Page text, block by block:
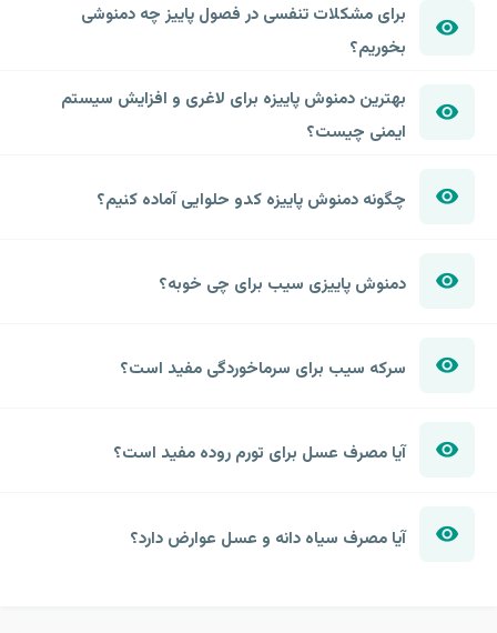
برای مشکلات تنفسی در فصول پاییز چه دمنوشی
بخوریم؟
بهترین دمنوش پاییزه برای لاغری و افزایش سیستم
ایمنی چیست؟
چگونه دمنوش پاییزه کدو حلوایی آماده کنیم؟
دمنوش پاییزی سیب برای چی خوبه؟
سرکه سیب برای سرماخوردگی مفید است؟
آیا مصرف عسل برای تورم روده مفید است؟
آیا مصرف سیاه دانه و عسل عوارض دارد؟